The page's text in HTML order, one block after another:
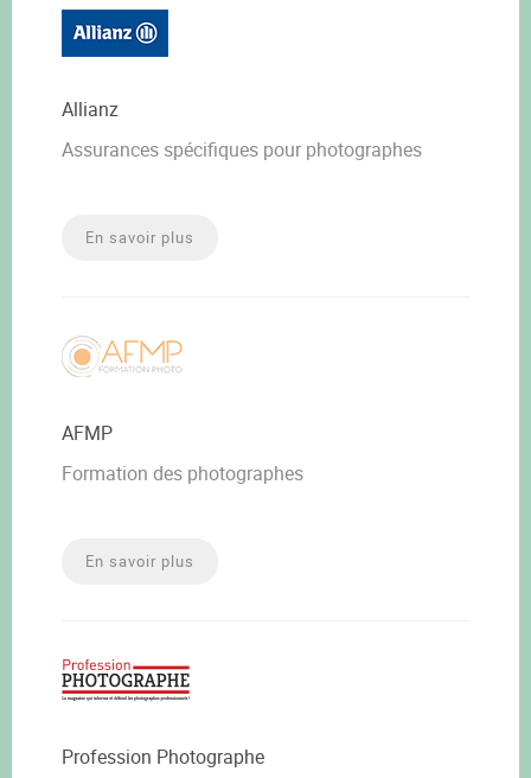
Allianz
Assurances spécifiques pour photographes
En savoir plus
AFMP
Formation des photographes
En savoir plus
Profession Photographe